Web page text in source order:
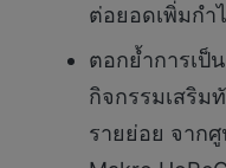
ต่อยอดเพิ่มกำ
ตอกย้ำการเป็
กิจกรรมเสริม
รายย่อย จาก